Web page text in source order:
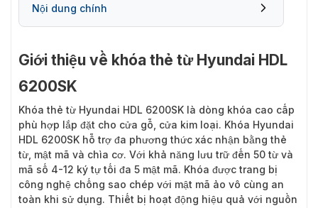
Nội dung chính
Giới thiệu về khóa thẻ từ Hyundai HDL
6200SK
Khóa thẻ từ Hyundai HDL 6200SK là dòng khóa cao cấp
phù hợp lắp đặt cho cửa gỗ, cửa kim loại. Khóa Hyundai
HDL 6200SK hỗ trợ đa phương thức xác nhận bằng thẻ
từ, mật mã và chìa cơ. Với khả năng lưu trữ đến 50 từ và
mã số 4-12 ký tự tối đa 5 mật mã. Khóa được trang bị
công nghệ chống sao chép với mật mã ảo vô cùng an
toàn khi sử dụng. Thiết bị hoạt động hiệu quả với nguồn